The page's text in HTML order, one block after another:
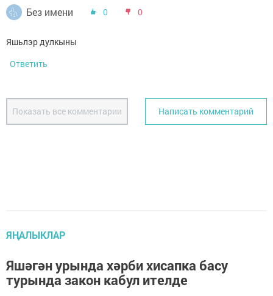
Без имени 0 0
Яшьлэр дулкыны
Ответить
Показать все комментарии Написать комментарий
ЯҢАЛЫКЛАР
Яшәгән урында хәрби хисапка басу
турында закон кабул ителде